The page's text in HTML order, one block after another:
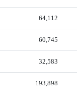
64,112
60,745
32,583
193,898